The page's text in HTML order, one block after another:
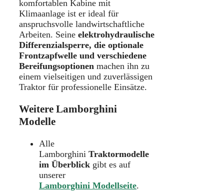
komfortablen Kabine mit
Klimaanlage ist er ideal für
anspruchsvolle landwirtschaftliche
Arbeiten. Seine elektrohydraulische
Differenzialsperre, die optionale
Frontzapfwelle und verschiedene
Bereifungsoptionen machen ihn zu
einem vielseitigen und zuverlässigen
Traktor für professionelle Einsätze.
Weitere Lamborghini
Modelle
Alle
Lamborghini Traktormodelle
im Überblick gibt es auf
unserer
Lamborghini Modellseite.